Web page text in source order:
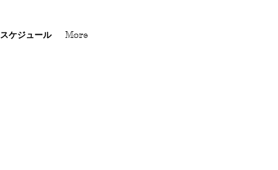
スケジュール More